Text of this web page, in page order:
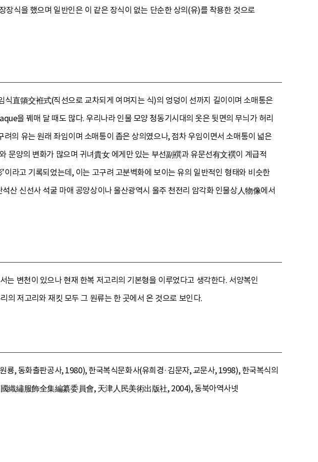
식을 했으며 일반인은 이 같은 장식이 없는 단순한 상의(유)를 착용한 것으로
直領交袵式(직선으로 교차되게 여며지는 식)의 엉덩이 선까지 길이이며 소매통은
을 꿰매 달 때도 많다. 우리나라 인물 모양 청동기시대의 옷은 뒷면의 무늬가 허리
의 유는 원래 좌임이며 소매통이 좁은 상의였으나, 점차 우임이면서 소매통이 넓은
문양의 변화가 많으며 귀녀貴女 에게만 있는 부선副襈과 유문선有文襈이 계급적
라고 기록되었는데, 이는 고구려 고분벽화에 보이는 유의 일반적인 형태와 비슷한
산 신선사 석굴 마애 공양상이나 울산광역시 울주 천전리 암각화 인물상人物像에서
는 변천이 있으나 현재 한복 저고리의 기본형을 이루었다고 생각한다. 서양복인
저고리와 재킷 모두 그 원류는 한 곳에서 온 것으로 보인다.
, 동화출판공사, 1980), 한국복식문화사(유희경·김문자, 교문사, 1998), 한국복식의
織繡服飾全集編纂委員會, 天津人民美術出版社, 2004), 동북아역사넷